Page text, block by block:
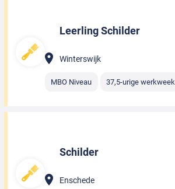
Leerling Schilder
Winterswijk
MBO Niveau 37,5-urige werkweek
Schilder
Enschede